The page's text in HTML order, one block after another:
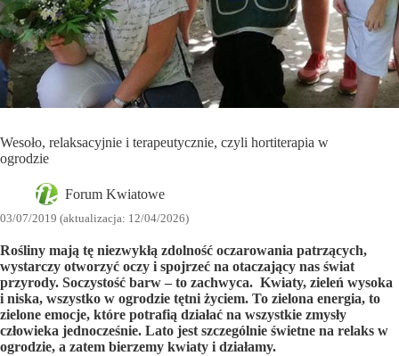
Wesoło, relaksacyjnie i terapeutycznie, czyli hortiterapia w
ogrodzie
Forum Kwiatowe
03/07/2019 (aktualizacja: 12/04/2026)
Rośliny mają tę niezwykłą zdolność oczarowania patrzących,
wystarczy otworzyć oczy i spojrzeć na otaczający nas świat
przyrody. Soczystość barw – to zachwyca. Kwiaty, zieleń wysoka
i niska, wszystko w ogrodzie tętni życiem. To zielona energia, to
zielone emocje, które potrafią działać na wszystkie zmysły
człowieka jednocześnie. Lato jest szczególnie świetne na relaks w
ogrodzie, a zatem bierzemy kwiaty i działamy.